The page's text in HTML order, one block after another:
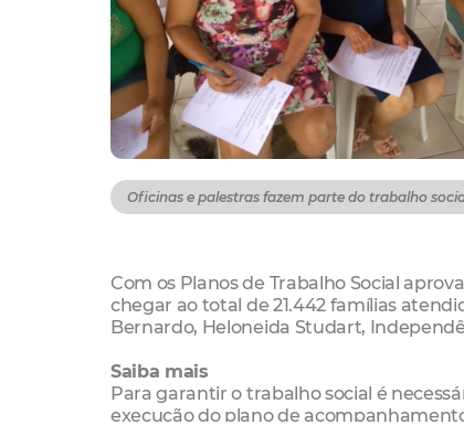
Oficinas e palestras fazem parte do trabalho
Com os Planos de Trabalho Social
chegar ao total de 21.442 famílias
Bernardo, Heloneida Studart,
Saiba mais
Para garantir o trabalho social é
execução do plano de